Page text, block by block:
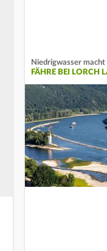
Niedrigwasser macht
FÄHRE BEI LORCH